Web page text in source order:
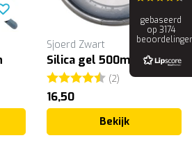
5 sterren
Sjoerd Zwart
Silica gel 500ml
Beoordeling:(2)
4.5 uit 5
16,50
Bekijk
gebaseerd
op 3174